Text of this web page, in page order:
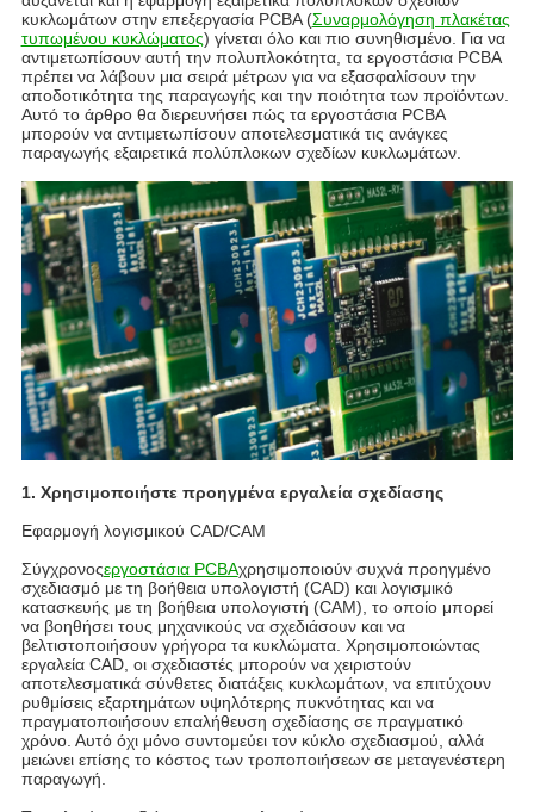
κυκλωμάτων στην επεξεργασία PCBA (Συναρμολόγηση πλακέτας
τυπωμένου κυκλώματος) γίνεται όλο και πιο συνηθισμένο. Για να
αντιμετωπίσουν αυτή την πολυπλοκότητα, τα εργοστάσια PCBA
πρέπει να λάβουν μια σειρά μέτρων για να εξασφαλίσουν την
αποδοτικότητα της παραγωγής και την ποιότητα των προϊόντων.
Αυτό το άρθρο θα διερευνήσει πώς τα εργοστάσια PCBA
μπορούν να αντιμετωπίσουν αποτελεσματικά τις ανάγκες
παραγωγής εξαιρετικά πολύπλοκων σχεδίων κυκλωμάτων.
1. Χρησιμοποιήστε προηγμένα εργαλεία σχεδίασης
Εφαρμογή λογισμικού CAD/CAM
Σύγχρονοςεργοστάσια PCBAχρησιμοποιούν συχνά προηγμένο
σχεδιασμό με τη βοήθεια υπολογιστή (CAD) και λογισμικό
κατασκευής με τη βοήθεια υπολογιστή (CAM), το οποίο μπορεί
να βοηθήσει τους μηχανικούς να σχεδιάσουν και να
βελτιστοποιήσουν γρήγορα τα κυκλώματα. Χρησιμοποιώντας
εργαλεία CAD, οι σχεδιαστές μπορούν να χειριστούν
αποτελεσματικά σύνθετες διατάξεις κυκλωμάτων, να επιτύχουν
ρυθμίσεις εξαρτημάτων υψηλότερης πυκνότητας και να
πραγματοποιήσουν επαλήθευση σχεδίασης σε πραγματικό
χρόνο. Αυτό όχι μόνο συντομεύει τον κύκλο σχεδιασμού, αλλά
μειώνει επίσης το κόστος των τροποποιήσεων σε μεταγενέστερη
παραγωγή.